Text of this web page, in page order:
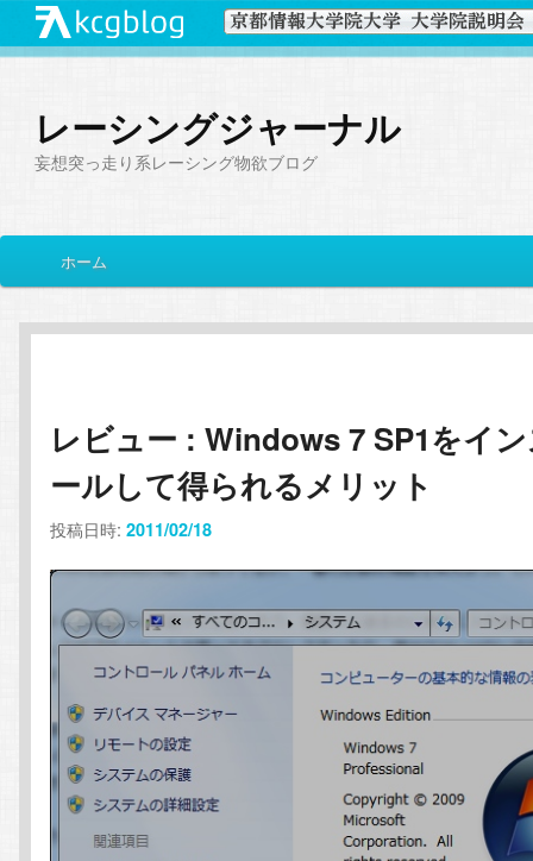
レーシングジャーナル
妄想突っ走り系レーシング物欲ブログ
イ
メ
イ
コ
ン
ン
へ
移
サ
ブ
ン
テ
ツ
移
動
ホーム
レビュー : Windows 7 SP1をイ
ールして得られるメリット
投稿日時:2011/02/18